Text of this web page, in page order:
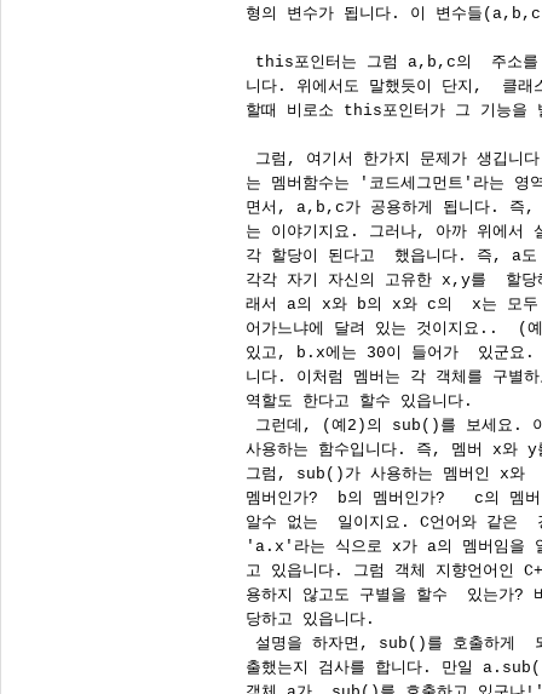
형의 변수가 됩니다. 이 변수들
this포인터는 그럼 a,b,c의  주소를
니다. 위에서도 말했듯이 단지,  클래
할때 비로소 this포인터가 그 기능
그럼, 여기서 한가지 문제가 생깁니
는 멤버함수는 '코드세그먼트'라는 영
면서, a,b,c가 공용하게 됩니다. 즉,
는 이야기지요. 그러나, 아까 위에서
각 할당이 된다고  했읍니다. 즉, a
각각 자기 자신의 고유한 x,y를  할
래서 a의 x와 b의 x와 c의  x는 모
어가느냐에 달려 있는 것이지요..  (
있고, b.x에는 30이 들어가  있군요
니다. 이처럼 멤버는 각 객체를 구별
역할도 한다고 할수 있읍니다.
그런데, (예2)의 sub()를 보세요.
사용하는 함수입니다. 즉, 멤버 x와
그럼, sub()가 사용하는 멤버인 x와
멤버인가?  b의 멤버인가?   c의 멤
알수 없는  일이지요. C언어와 같
'a.x'라는 식으로 x가 a의 멤버임을
고 있읍니다. 그럼 객체 지향언어
용하지 않고도 구별을 할수  있는가
당하고 있읍니다.
설명을 하자면, sub()를 호출하게
출했는지 검사를 합니다. 만일